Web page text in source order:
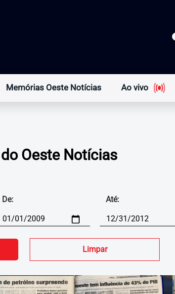
Memórias Oeste Notícias Ao vivo
Oeste Notícias
De: Até:
Limpar